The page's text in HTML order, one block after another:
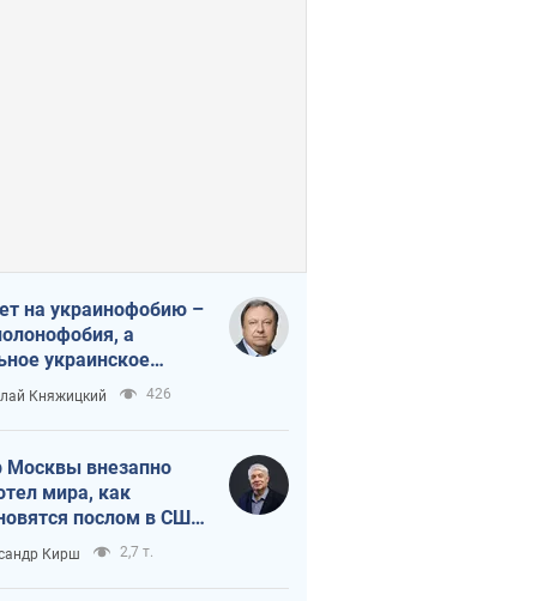
на украинофобию –
а
украинское
Княжицкий 426
Москвы внезапно
мира, как
послом в США
украинские топ-
Кирш 2,7 т.